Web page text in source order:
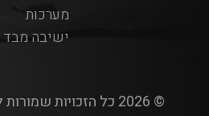
מערכות
ישיבה מבד
© 2026 כל הזכויות שמורות לספוריני | מערכות ישיבה